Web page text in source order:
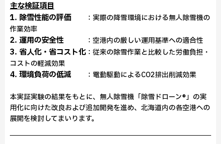
主な検証項目
1. 除雪性能の評価
：実際の降雪環境における無人除雪機の
作業効率
2. 運用の安全性 ：空港内の厳しい運用基準への適合性
3. 省人化・省コスト化 ：従来の除雪作業と比較した労働負担・
コストの軽減効果
4. 環境負荷の低減 ：電動駆動によるCO2排出削減効果
本実証実験の結果をもとに、無人除雪機「除雪ドローン®」の実
用化に向けた改良および追加開発を進め、北海道内の各空港への
展開を検討してまいります。